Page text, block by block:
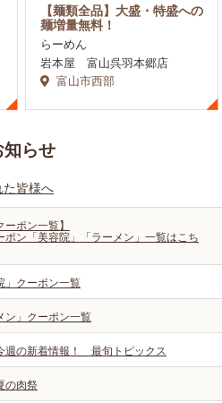
【麺類全品】大盛・特盛への
麺増量無料！
らーめん
岩本屋 富山呉羽本郷店
富山市西部
知らせ
皆様へ
ーポン一覧】
ポン「美容院」「ラーメン」一覧はこち
クーポン一覧
」クーポン一覧
週の新着情報！ 最旬トピックス
の肉祭